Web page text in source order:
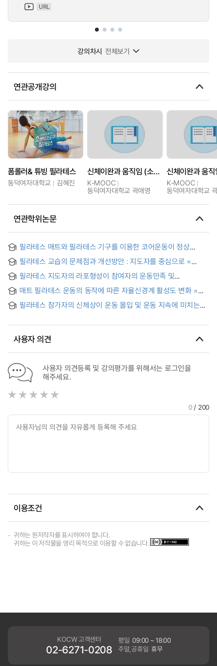
URL
강의차시 전체보기
연관공개강의
폼롤러& 튜빙 필라테스
동덕여자대학교 김혜진
신체이완과 움직임 (소메틱 소도구 필라테스)
K-MOOC
동덕여자대학교 곽애영
K-MOOC
동덕여자대학교
연관학위논문
필라테스 매트와 필라테스 기구를 이용한 코어운동이 정상
using pilates mat and pilates equipment on body posture
of normal adult.
필라테스 교습의 문제점과 개선방안 : 지도자를 중심으로 =
on instructors -
필라테스 지도자의 라포형성이 참여자의 운동만족 및
Formation of Pilates Instructors on Exercise Satisfaction
and Intention to Continue Exercise of Participants
매트 필라테스 운동의 동작에 따른 자율신경계 활성도 변화 =
Mat Pilates Movement
필라테스 참가자의 신체상이 운동 몰입 및 운동 지속에 미치는
사용자 의견
사용자 의견등록 및 강의평가를 위해서는 로그인을
해주세요.
0/ 200
이용조건
귀하는 원저작자를 표시하여야 합니다.
귀하는 이 저작물을 영리 목적으로 이용할 수 없습니다.
KOCW 고객센터
02-6271-0208
평일 09:00 ~ 18:00
주말,공휴일 휴무